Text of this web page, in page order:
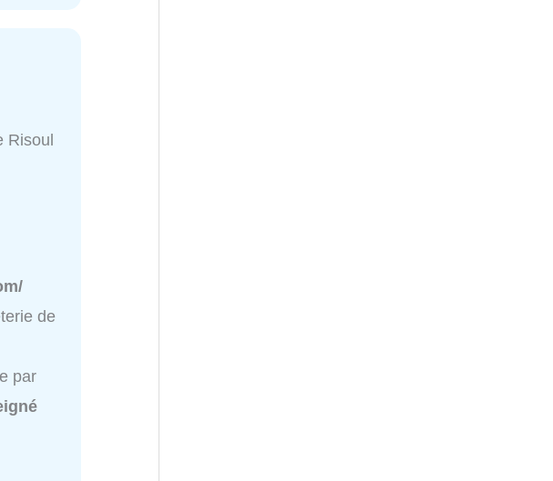
Risoul
de
par